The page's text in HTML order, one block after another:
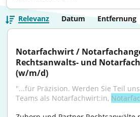
Relevanz Datum Entfernung
Notarfachwirt /
Rechtsanwalts- und
(w/m/d)
"...für Präzision. Werden Sie Teil
Teams als Notarfachwirt:in,